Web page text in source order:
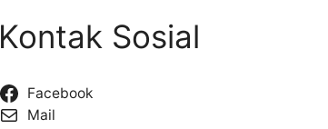
Kontak Sosial
Facebook
Mail